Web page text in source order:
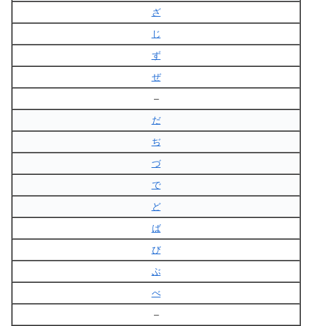
ざ
じ
ず
ぜ
–
だ
ぢ
づ
で
ど
ば
び
ぶ
べ
–